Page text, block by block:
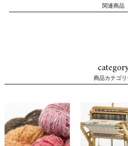
関連商品
商品カテゴリ